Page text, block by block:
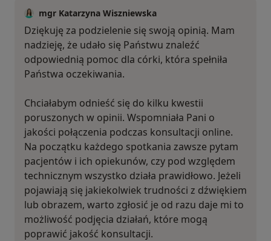
mgr Katarzyna Wiszniewska
Dziękuję za podzielenie się swoją opinią. Mam
nadzieję, że udało się Państwu znaleźć
odpowiednią pomoc dla córki, która spełniła
Państwa oczekiwania.
Chciałabym odnieść się do kilku kwestii
poruszonych w opinii. Wspomniała Pani o
jakości połączenia podczas konsultacji online.
Na początku każdego spotkania zawsze pytam
pacjentów i ich opiekunów, czy pod względem
technicznym wszystko działa prawidłowo. Jeżeli
pojawiają się jakiekolwiek trudności z dźwiękiem
lub obrazem, warto zgłosić je od razu daje mi to
możliwość podjęcia działań, które mogą
poprawić jakość konsultacji.